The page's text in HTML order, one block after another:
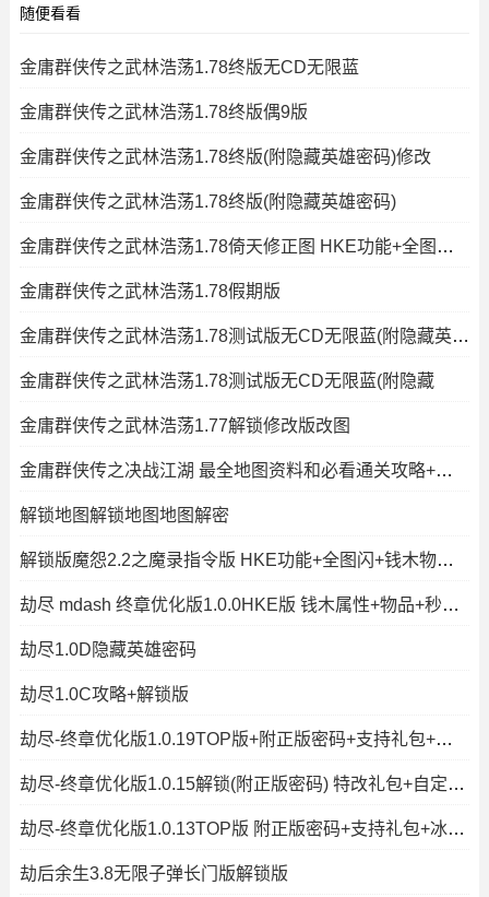
随便看看
金庸群侠传之武林浩荡1.78终版无CD无限蓝
金庸群侠传之武林浩荡1.78终版偶9版
金庸群侠传之武林浩荡1.78终版(附隐藏英雄密码)修改
金庸群侠传之武林浩荡1.78终版(附隐藏英雄密码)
金庸群侠传之武林浩荡1.78倚天修正图 HKE功能+全图闪+钱木
金庸群侠传之武林浩荡1.78假期版
金庸群侠传之武林浩荡1.78测试版无CD无限蓝(附隐藏英雄密码)
金庸群侠传之武林浩荡1.78测试版无CD无限蓝(附隐藏
金庸群侠传之武林浩荡1.77解锁修改版改图
金庸群侠传之决战江湖 最全地图资料和必看通关攻略+解锁版
解锁地图解锁地图地图解密
解锁版魔怨2.2之魔录指令版 HKE功能+全图闪+钱木物品控单位
劫尽 mdash 终章优化版1.0.0HKE版 钱木属性+物品+秒建造出兵+P闪无CD+
劫尽1.0D隐藏英雄密码
劫尽1.0C攻略+解锁版
劫尽-终章优化版1.0.19TOP版+附正版密码+支持礼包+冰封王冠+秒速复活+
劫尽-终章优化版1.0.15解锁(附正版密码) 特改礼包+自定义停怪CD
劫尽-终章优化版1.0.13TOP版 附正版密码+支持礼包+冰封王冠+秒速复活+
劫后余生3.8无限子弹长门版解锁版